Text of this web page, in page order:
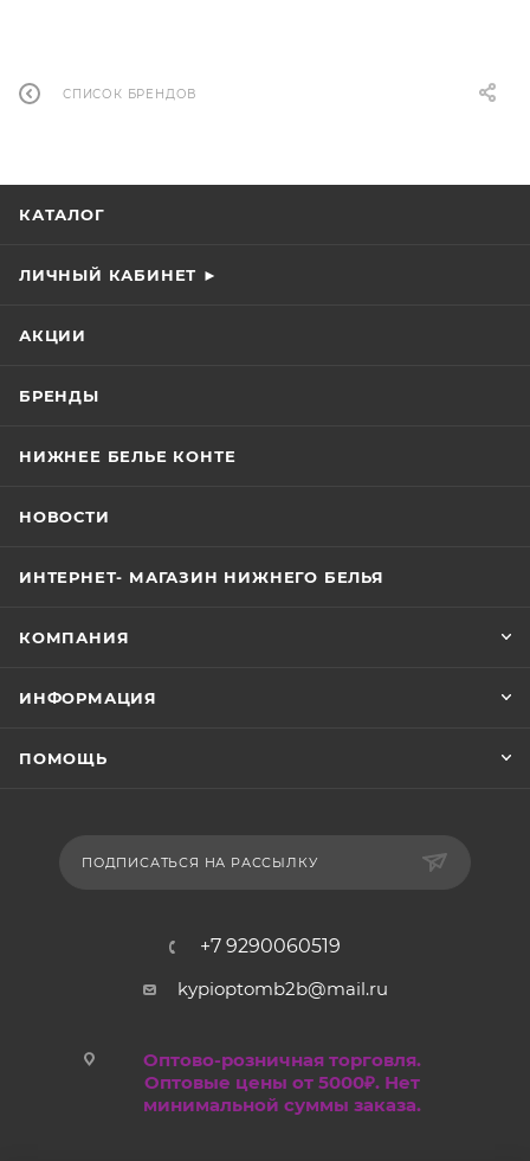
СПИСОК БРЕНДОВ
КАТАЛОГ
ЛИЧНЫЙ КАБИНЕТ ►
АКЦИИ
БРЕНДЫ
НИЖНЕЕ БЕЛЬЕ КОНТЕ
НОВОСТИ
ИНТЕРНЕТ- МАГАЗИН НИЖНЕГО БЕЛЬЯ
КОМПАНИЯ
ИНФОРМАЦИЯ
ПОМОЩЬ
ПОДПИСАТЬСЯ НА РАССЫЛКУ
+7 9290060519
kypioptomb2b@mail.ru
Оптово-розничная торговля.
Оптовые цены от 5000₽. Нет
минимальной суммы заказа.